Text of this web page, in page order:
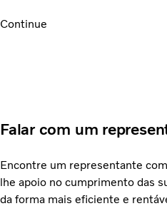
Continue
Falar com um
Encontre um representante
lhe apoio no cumprimento das
da forma mais eficiente e